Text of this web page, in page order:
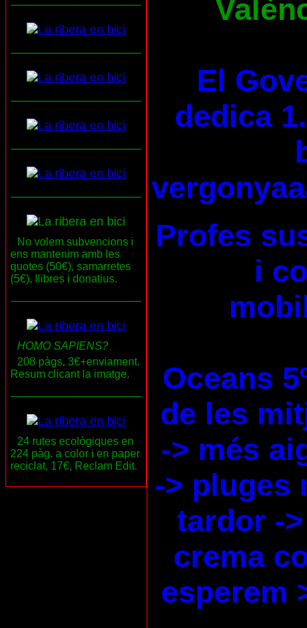
No volem subvencions i
ens mantenim amb les
quotes (50€), samarretes
(5€), llibres i donatius.
HOMO SAPIENS?
208 pàgs, 3€+enviament.
Resum clicant la imatge.
24 rutes ecològiques en
224 pàg. a color i en paper
reciclat, 17€, Reclam Edit.
El
dedica
Profes
i
Oceans
de les
-> més
-> pluges
tardor -
crema
esperem